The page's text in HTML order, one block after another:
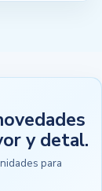
y detal.
para